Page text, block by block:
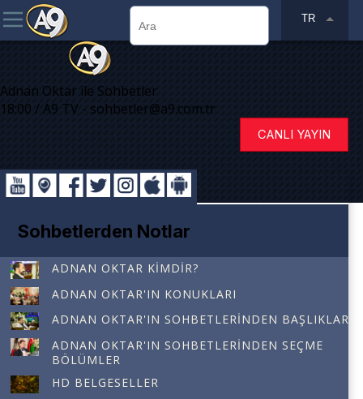
TR
Adnan Oktar ile Sohbetler
18:00 / A9 TV - sohbetler@a9.com.tr
CANLI YAYIN
Sohbetlerden Notlar
ADNAN OKTAR KIMDIR?
ADNAN OKTAR'IN KONUKLARI
ADNAN OKTAR'IN SOHBETLERINDEN BAŞLIKLAR
ADNAN OKTAR'IN SOHBETLERINDEN SEÇME
BÖLÜMLER
HD BELGESELLER